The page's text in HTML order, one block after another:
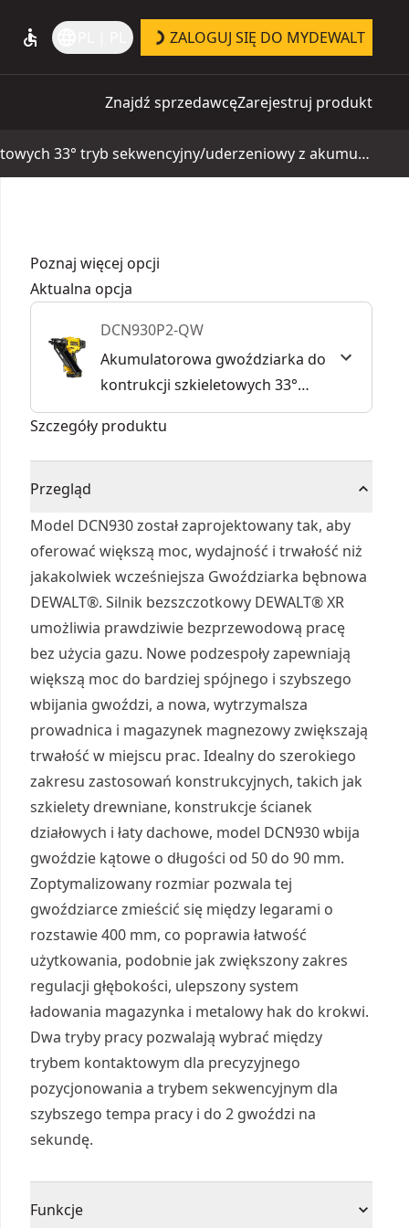
accessible ZALOGUJ SIĘ DO MYDEWALT
Znajdź sprzedawcęZarejestruj produkt
Akumulatorowa gwoździarka do kontrukcji szkieletowych 33° tryb sekwencyjny/uderzeniowy z akumulatorem 5Ah
Poznaj więcej opcji
Aktualna opcja
DCN930P2-QW
Akumulatorowa gwoździarka do
kontrukcji szkieletowych 33°
tryb sekwencyjny/uderzeniowy z
akumulatorem 5Ah
Szczegóły produktu
Przegląd
Model DCN930 został zaprojektowany tak, aby
oferować większą moc, wydajność i trwałość niż
jakakolwiek wcześniejsza Gwoździarka bębnowa
DEWALT®. Silnik bezszczotkowy DEWALT® XR
umożliwia prawdziwie bezprzewodową pracę
bez użycia gazu. Nowe podzespoły zapewniają
większą moc do bardziej spójnego i szybszego
wbijania gwoździ, a nowa, wytrzymalsza
prowadnica i magazynek magnezowy zwiększają
trwałość w miejscu prac. Idealny do szerokiego
zakresu zastosowań konstrukcyjnych, takich jak
szkielety drewniane, konstrukcje ścianek
działowych i łaty dachowe, model DCN930 wbija
gwoździe kątowe o długości od 50 do 90 mm.
Zoptymalizowany rozmiar pozwala tej
gwoździarce zmieścić się między legarami o
rozstawie 400 mm, co poprawia łatwość
użytkowania, podobnie jak zwiększony zakres
regulacji głębokości, ulepszony system
ładowania magazynka i metalowy hak do krokwi.
Dwa tryby pracy pozwalają wybrać między
trybem kontaktowym dla precyzyjnego
pozycjonowania a trybem sekwencyjnym dla
szybszego tempa pracy i do 2 gwoździ na
sekundę.
Funkcje